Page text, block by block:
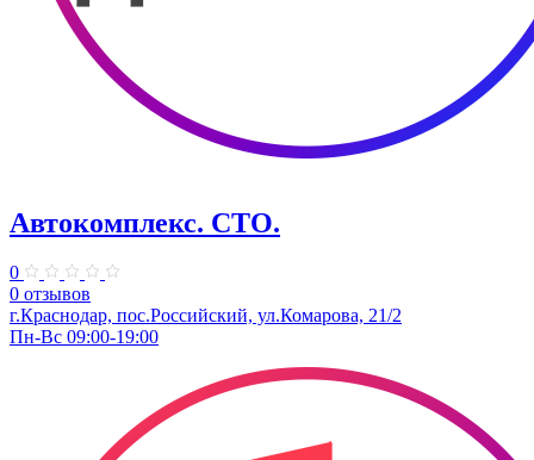
Автокомплекс. СТО.
0
0 отзывов
г.Краснодар, пос.Российский, ул.Комарова, 21/2
Пн-Вс 09:00-19:00